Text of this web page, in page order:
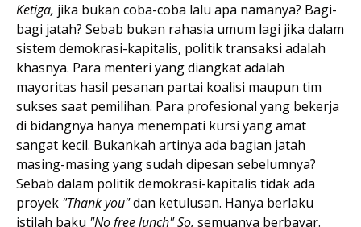
Ketiga, jika bukan coba-coba lalu apa namanya? Bagi-
bagi jatah? Sebab bukan rahasia umum lagi jika dalam
sistem demokrasi-kapitalis, politik transaksi adalah
khasnya. Para menteri yang diangkat adalah
mayoritas hasil pesanan partai koalisi maupun tim
sukses saat pemilihan. Para profesional yang bekerja
di bidangnya hanya menempati kursi yang amat
sangat kecil. Bukankah artinya ada bagian jatah
masing-masing yang sudah dipesan sebelumnya?
Sebab dalam politik demokrasi-kapitalis tidak ada
proyek "Thank you"dan ketulusan. Hanya berlaku
istilah baku "No free lunch" So, semuanya berbayar.